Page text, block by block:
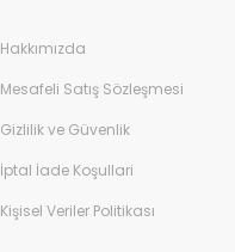
Hakkımızda
Mesafeli Satış Sözleşmesi
Gizlilik ve Güvenlik
İptal İade Koşullari
Kişisel Veriler Politikası